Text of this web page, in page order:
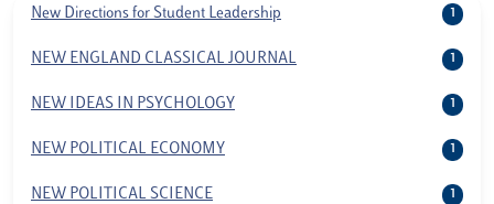
New Directions for Student Leadership 1
NEW ENGLAND CLASSICAL JOURNAL 1
NEW IDEAS IN PSYCHOLOGY 1
NEW POLITICAL ECONOMY 1
NEW POLITICAL SCIENCE 1